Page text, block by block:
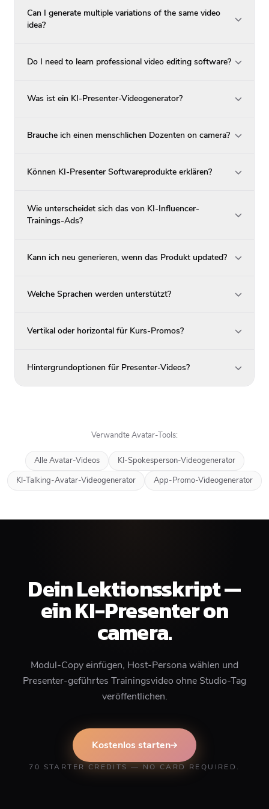
Can I generate multiple variations of the same video
idea?
Do I need to learn professional video editing software?
Was ist ein KI-Presenter-Videogenerator?
Brauche ich einen menschlichen Dozenten on camera?
Können KI-Presenter Softwareprodukte erklären?
Wie unterscheidet sich das von KI-Influencer-
Trainings-Ads?
Kann ich neu generieren, wenn das Produkt updated?
Welche Sprachen werden unterstützt?
Vertikal oder horizontal für Kurs-Promos?
Hintergrundoptionen für Presenter-Videos?
Verwandte Avatar-Tools:
Alle Avatar-Videos
KI-Spokesperson-Videogenerator
KI-Talking-Avatar-Videogenerator
App-Promo-Videogenerator
Dein Lektionsskript —
ein KI-Presenter on
camera.
Modul-Copy einfügen, Host-Persona wählen und
Presenter-geführtes Trainingsvideo ohne Studio-Tag
veröffentlichen.
Kostenlos starten
70 STARTER CREDITS — NO CARD REQUIRED.